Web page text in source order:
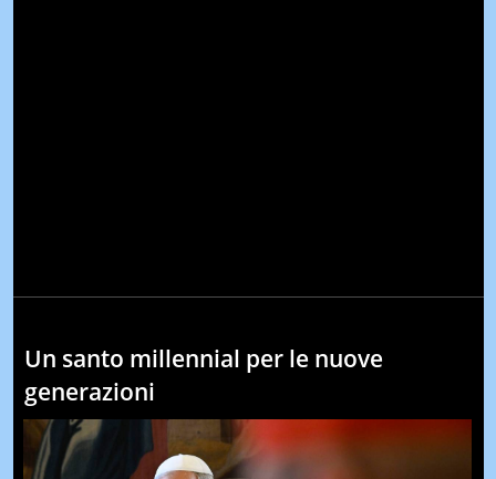
Un santo millennial per le nuove
generazioni